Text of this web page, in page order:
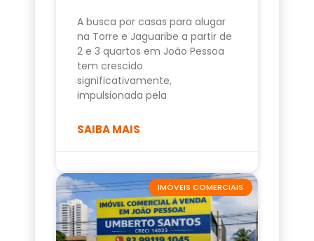
A busca por casas para alugar
na Torre e Jaguaribe a partir de
2 e 3 quartos em João Pessoa
tem crescido
significativamente,
impulsionada pela
SAIBA MAIS
IMÓVEIS COMERCIAIS